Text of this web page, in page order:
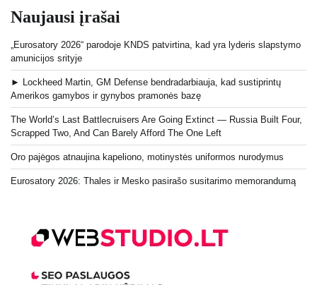
Naujausi įrašai
„Eurosatory 2026“ parodoje KNDS patvirtina, kad yra lyderis slapstymo
amunicijos srityje
► Lockheed Martin, GM Defense bendradarbiauja, kad sustiprintų
Amerikos gamybos ir gynybos pramonės bazę
The World’s Last Battlecruisers Are Going Extinct — Russia Built Four,
Scrapped Two, And Can Barely Afford The One Left
Oro pajėgos atnaujina kapeliono, motinystės uniformos nurodymus
Eurosatory 2026: Thales ir Mesko pasirašo susitarimo memorandumą